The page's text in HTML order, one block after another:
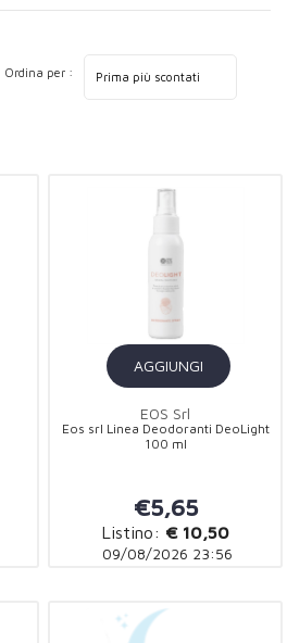
Ordina per :
AGGIUNGI
EOS Srl
Eos srl Linea Deodoranti DeoLight
100 ml
€5,65
Listino: € 10,50
09/08/2026 23:56